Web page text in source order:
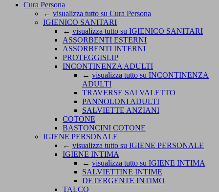
Cura Persona
← visualizza tutto su Cura Persona
IGIENICO SANITARI
← visualizza tutto su IGIENICO SANITARI
ASSORBENTI ESTERNI
ASSORBENTI INTERNI
PROTEGGISLIP
INCONTINENZA ADULTI
← visualizza tutto su INCONTINENZA
ADULTI
TRAVERSE SALVALETTO
PANNOLONI ADULTI
SALVIETTE ANZIANI
COTONE
BASTONCINI COTONE
IGIENE PERSONALE
← visualizza tutto su IGIENE PERSONALE
IGIENE INTIMA
← visualizza tutto su IGIENE INTIMA
SALVIETTINE INTIME
DETERGENTE INTIMO
TALCO